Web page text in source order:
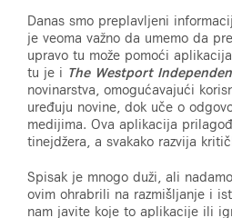
Danas smo preplavljeni
je veoma važno da umemo da
upravo tu može pomoći aplikacija
tu je i The Westport
novinarstva, omogućavajući
uređuju novine, dok uče o
medijima. Ova aplikacija
tinejdžera, a svakako razvija
Spisak je mnogo duži, ali
ovim ohrabrili na razmišljanje i
nam javite koje to aplikacije ili